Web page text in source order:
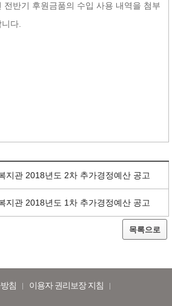
전반기 후원금품의 수입 사용 내역을 첨부
다.
지관 2018년도 2차 추가경정예산 공고
지관 2018년도 1차 추가경정예산 공고
목록으로
침
이용자 권리보장 지침